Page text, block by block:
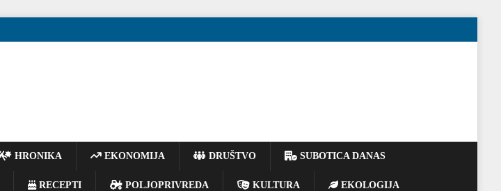
HRONIKA EKONOMIJA DRUŠTVO SUBOTICA DANAS
RECEPTI POLJOPRIVREDA KULTURA EKOLOGIJA